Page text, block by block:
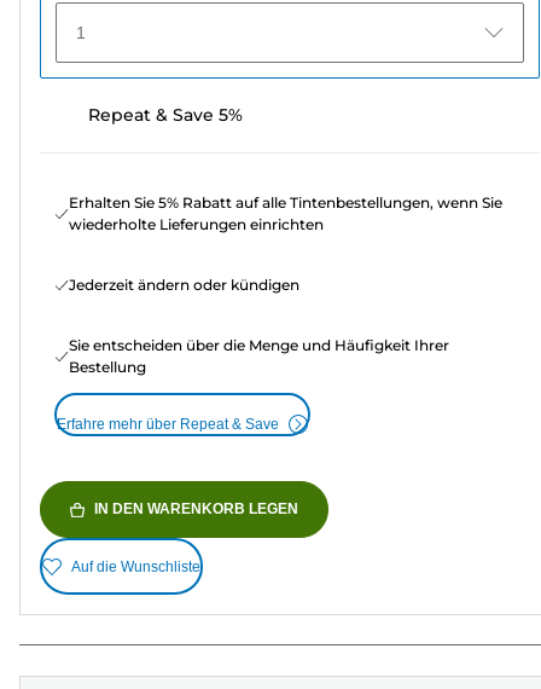
1
Repeat & Save 5%
Erhalten Sie 5% Rabatt auf alle Tintenbestellungen, wenn Sie
wiederholte Lieferungen einrichten
Jederzeit ändern oder kündigen
Sie entscheiden über die Menge und Häufigkeit Ihrer
Bestellung
Erfahre mehr über Repeat & Save
IN DEN WARENKORB LEGEN
Auf die Wunschliste